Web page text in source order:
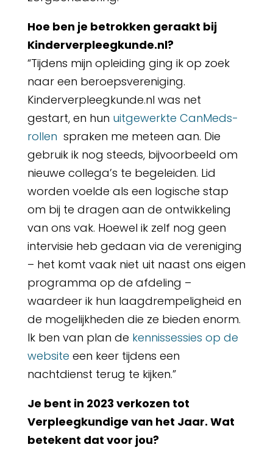
Hoe ben je betrokken geraakt bij
Kinderverpleegkunde.nl?
“Tijdens mijn opleiding ging ik op zoek
naar een beroepsvereniging.
Kinderverpleegkunde.nl was net
gestart, en hun uitgewerkte CanMeds-
rollen spraken me meteen aan. Die
gebruik ik nog steeds, bijvoorbeeld om
nieuwe collega’s te begeleiden. Lid
worden voelde als een logische stap
om bij te dragen aan de ontwikkeling
van ons vak. Hoewel ik zelf nog geen
intervisie heb gedaan via de vereniging
– het komt vaak niet uit naast ons eigen
programma op de afdeling –
waardeer ik hun laagdrempeligheid en
de mogelijkheden die ze bieden enorm.
Ik ben van plan de kennissessies op de
website een keer tijdens een
nachtdienst terug te kijken.”
Je bent in 2023 verkozen tot
Verpleegkundige van het Jaar. Wat
betekent dat voor jou?